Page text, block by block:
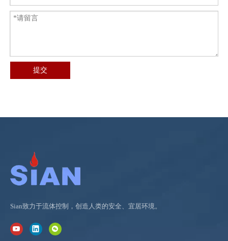
提交
Sian致力于流体控制，创造人类的安全、宜居环境。